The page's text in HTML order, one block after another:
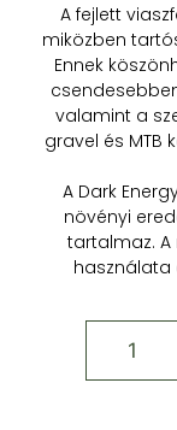
A fejlett
miközben
Ennek
valamint a
gravel és MTB
A Dark
növényi
tartalmaz.
használata